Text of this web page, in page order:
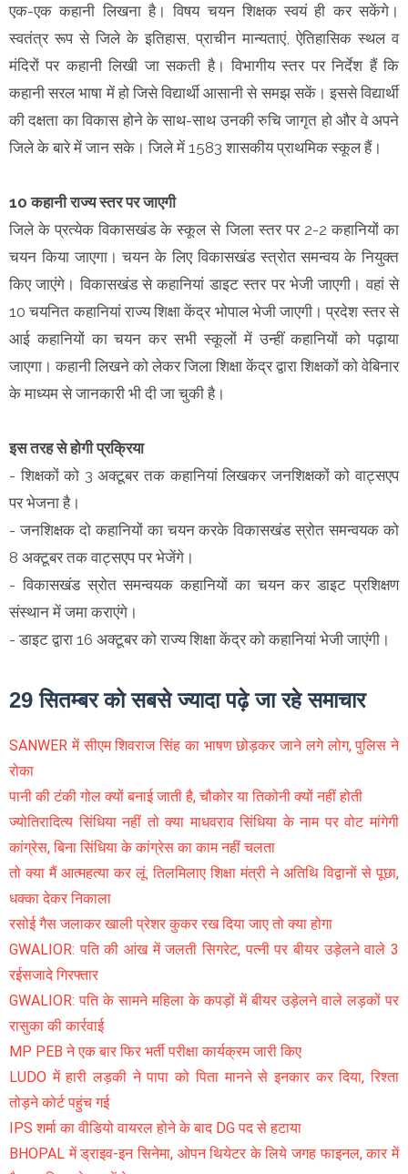
एक-एक कहानी लिखना है। विषय चयन शिक्षक स्वयं ही कर सकेंगे।
स्वतंत्र रूप से जिले के इतिहास, प्राचीन मान्यताएं, ऐतिहासिक स्थल व
मंदिरों पर कहानी लिखी जा सकती है। विभागीय स्तर पर निर्देश हैं कि
कहानी सरल भाषा में हो जिसे विद्यार्थी आसानी से समझ सकें। इससे विद्यार्थी
की दक्षता का विकास होने के साथ-साथ उनकी रुचि जागृत हो और वे अपने
जिले के बारे में जान सके। जिले में 1583 शासकीय प्राथमिक स्कूल हैं।
10 कहानी राज्य स्तर पर जाएगी
जिले के प्रत्येक विकासखंड के स्कूल से जिला स्तर पर 2-2 कहानियों का
चयन किया जाएगा। चयन के लिए विकासखंड स्त्रोत समन्वय के नियुक्त
किए जाएंगे। विकासखंड से कहानियां डाइट स्तर पर भेजी जाएगी। वहां से
10 चयनित कहानियां राज्य शिक्षा केंद्र भोपाल भेजी जाएगी। प्रदेश स्तर से
आई कहानियों का चयन कर सभी स्कूलों में उन्हीं कहानियों को पढ़ाया
जाएगा। कहानी लिखने को लेकर जिला शिक्षा केंद्र द्वारा शिक्षकों को वेबिनार
के माध्यम से जानकारी भी दी जा चुकी है।
इस तरह से होगी प्रक्रिया
- शिक्षकों को 3 अक्टूबर तक कहानियां लिखकर जनशिक्षकों को वाट्सएप
पर भेजना है।
- जनशिक्षक दो कहानियों का चयन करके विकासखंड स्रोत समन्वयक को
8 अक्टूबर तक वाट्सएप पर भेजेंगे।
- विकासखंड स्रोत समन्वयक कहानियों का चयन कर डाइट प्रशिक्षण
संस्थान में जमा कराएंगे।
- डाइट द्वारा 16 अक्टूबर को राज्य शिक्षा केंद्र को कहानियां भेजी जाएंगी।
29 सितम्बर को सबसे ज्यादा पढ़े जा रहे समाचार
SANWER में सीएम शिवराज सिंह का भाषण छोड़कर जाने लगे लोग, पुलिस ने
रोका
पानी की टंकी गोल क्यों बनाई जाती है, चौकोर या तिकोनी क्यों नहीं होती
ज्योतिरादित्य सिंधिया नहीं तो क्या माधवराव सिंधिया के नाम पर वोट मांगेगी
कांग्रेस, बिना सिंधिया के कांग्रेस का काम नहीं चलता
तो क्या मैं आत्महत्या कर लूं: तिलमिलाए शिक्षा मंत्री ने अतिथि विद्वानों से पूछा,
धक्का देकर निकाला
रसोई गैस जलाकर खाली प्रेशर कुकर रख दिया जाए तो क्या होगा
GWALIOR: पति की आंख में जलती सिगरेट, पत्नी पर बीयर उड़ेलने वाले 3
रईसजादे गिरफ्तार
GWALIOR: पति के सामने महिला के कपड़ों में बीयर उड़ेलने वाले लड़कों पर
रासुका की कार्रवाई
MP PEB ने एक बार फिर भर्ती परीक्षा कार्यक्रम जारी किए
LUDO में हारी लड़की ने पापा को पिता मानने से इनकार कर दिया, रिश्ता
तोड़ने कोर्ट पहुंच गई
IPS शर्मा का वीडियो वायरल होने के बाद DG पद से हटाया
BHOPAL में ड्राइव-इन सिनेमा, ओपन थियेटर के लिये जगह फाइनल, कार में